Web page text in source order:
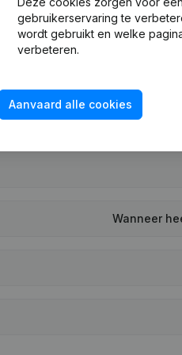
Wanneer
gebruikerservaring te
wordt gebruikt en welke
verbeteren.
Aanvaard alle cookies